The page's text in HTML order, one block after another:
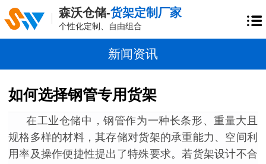
森沃仓储-货架定制厂家
个性化定制、自由组合
新闻资讯
如何选择钢管专用货架
在工业仓储中，钢管作为一种长条形、重量大且
规格多样的材料，其存储对货架的承重能力、空间利
用率及操作便捷性提出了特殊要求。若货架设计不合